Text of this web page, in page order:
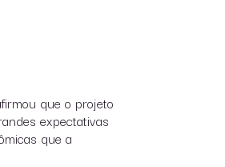
que o projeto
expectativas
que a